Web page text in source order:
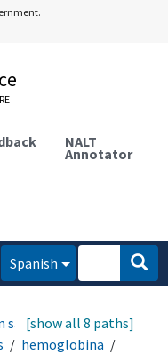
NALT
Annotator
Spanish
sanguínea
química
hemoglobina
[show all 8 paths]